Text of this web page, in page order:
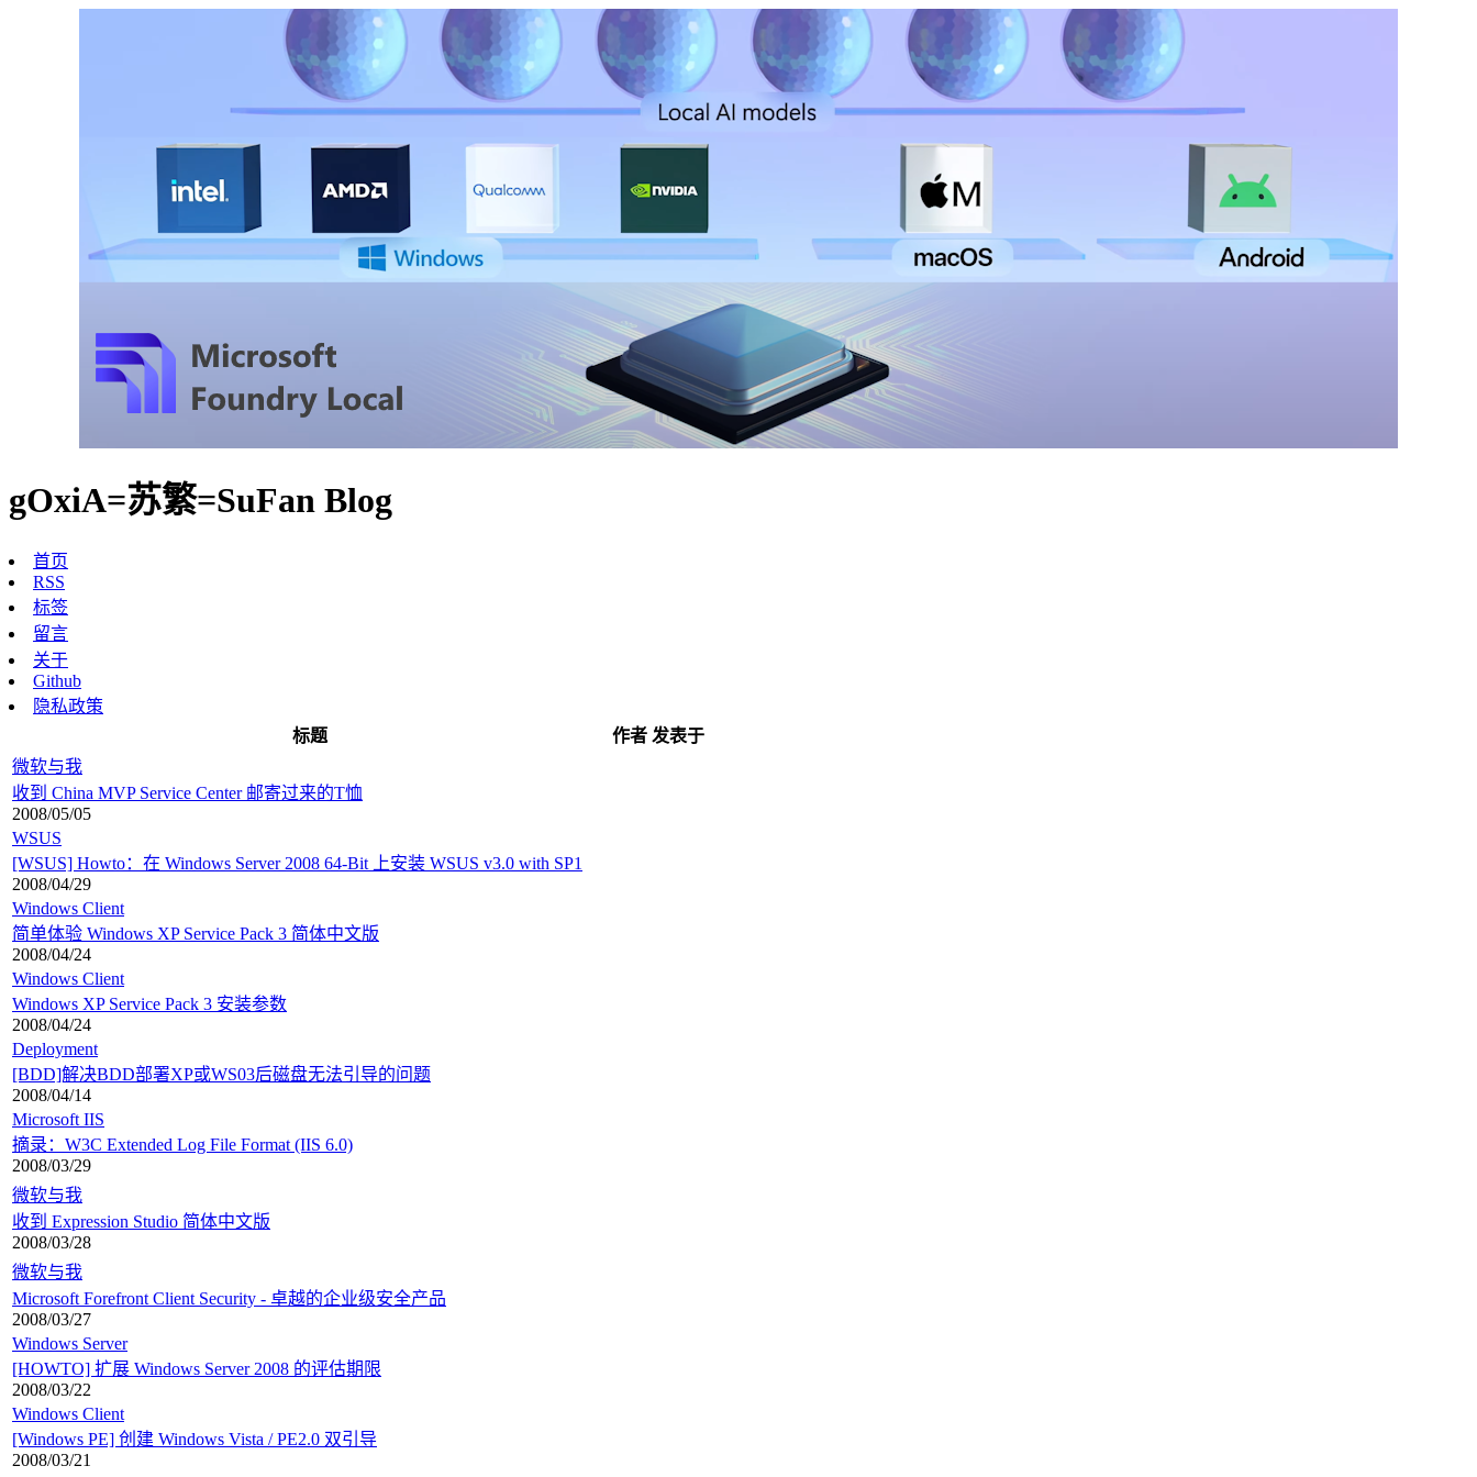
gOxiA=苏繁=SuFan Blog
首页
RSS
标签
留言
关于
Github
隐私政策
标题
作者 发表于
微软与我
收到 China MVP Service Center 邮寄过来的T恤
2008/05/05
WSUS
[WSUS] Howto：在 Windows Server 2008 64-Bit 上安装 WSUS v3.0 with SP1
2008/04/29
Windows Client
简单体验 Windows XP Service Pack 3 简体中文版
2008/04/24
Windows Client
Windows XP Service Pack 3 安装参数
2008/04/24
Deployment
[BDD]解决BDD部署XP或WS03后磁盘无法引导的问题
2008/04/14
Microsoft IIS
摘录：W3C Extended Log File Format (IIS 6.0)
2008/03/29
微软与我
收到 Expression Studio 简体中文版
2008/03/28
微软与我
Microsoft Forefront Client Security - 卓越的企业级安全产品
2008/03/27
Windows Server
[HOWTO] 扩展 Windows Server 2008 的评估期限
2008/03/22
Windows Client
[Windows PE] 创建 Windows Vista / PE2.0 双引导
2008/03/21